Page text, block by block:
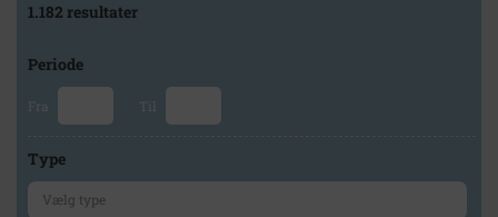
1.182 resultater
Periode
Fra Til
Type